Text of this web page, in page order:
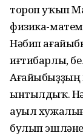
тороп уҡып
физика-
Нәбип
иғтибарлы,
Ағайыбыҙҙың
ынтылдыҡ.
ауыл
булып